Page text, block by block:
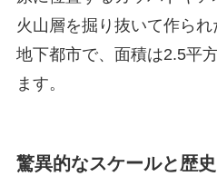
火山層を掘り抜いて作ら
地下都市で、面積は2.5平
ます。
驚異的なスケールと歴史